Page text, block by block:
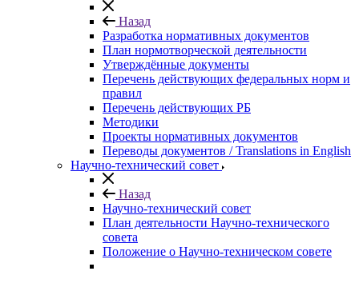
Назад
Разработка нормативных документов
План нормотворческой деятельности
Утверждённые документы
Перечень действующих федеральных норм и
правил
Перечень действующих РБ
Методики
Проекты нормативных документов
Переводы документов / Translations in English
Научно-технический совет
Назад
Научно-технический совет
План деятельности Научно-технического
совета
Положение о Научно-техническом совете